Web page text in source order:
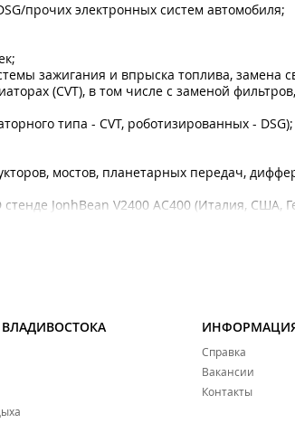
прочих электронных систем автомобиля;
зажигания и впрыска топлива, замена
(CVT), в том числе с заменой
типа - CVT, роботизированных - DSG);
мостов, планетарных передач,
JonhBean V2400 AC400 (Италия, США,
шприцевание;
(АКПП), вариаторов (CVT),
Справка
Вакансии
Контакты